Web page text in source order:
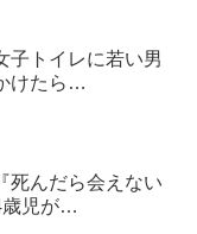
子トイレに若い男
けたら…
死んだら会えない
歳児が…